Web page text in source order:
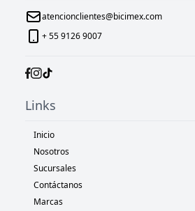
atencionclientes@bicimex.com
+ 55 9126 9007
Links
Inicio
Nosotros
Sucursales
Contáctanos
Marcas